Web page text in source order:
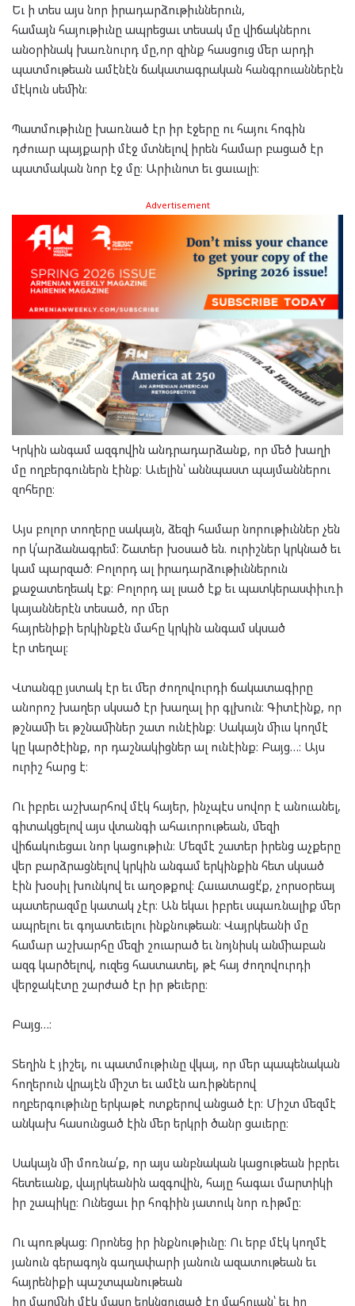
Եւ ի տես այս նոր իրադարձութիւններուն,
համայն հայութիւնը ապրեցաւ տեսակ մը վիճակներու
անօրինակ խառնուրդ մը,որ զինք հասցուց մեր արդի
պատմութեան ամէնէն ճակատագրական հանգրուաններէն
մէկուն սեմին։
Պատմութիւնը խառնած էր իր էջերը ու հայու հոգին
դժուար պայքարի մէջ մտնելով իրեն համար բացած էր
պատմական նոր էջ մը։ Արիւնոտ եւ ցաւալի։
Advertisement
Կրկին անգամ ազգովին անդրադարձանք, որ մեծ խաղի
մը ողբերգուներն էինք։ Աւելին՝ աննպաստ պայմաններու
զոհերը։
Այս բոլոր տողերը սակայն, ձեզի համար նորութիւններ չեն
որ կ՛արձանագրեմ։ Շատեր խօսած են. ուրիշներ կրկնած եւ
կամ պարզած։ Բոլորդ ալ իրադարձութիւններուն
քաջատեղեակ էք։ Բոլորդ ալ լսած էք եւ պատկերասփիւռի
կայաններէն տեսած, որ մեր
հայրենիքի երկինքէն մահը կրկին անգամ սկսած
էր տեղալ։
Վտանգը յստակ էր եւ մեր ժողովուրդի ճակատագիրը
անորոշ խաղեր սկսած էր խաղալ իր գլխուն։ Գիտէինք, որ
թշնամի եւ թշնամիներ շատ ունէինք։ Սակայն միւս կողմէ
կը կարծէինք, որ դաշնակիցներ ալ ունէինք։ Բայց…։ Այս
ուրիշ հարց է։
Ու իբրեւ աշխարհով մէկ հայեր, ինչպէս սովոր է անուանել,
գիտակցելով այս վտանգի ահաւորութեան, մեզի
վիճակուեցաւ նոր կացութիւն։ Մեզմէ շատեր իրենց աչքերը
վեր բարձրացնելով կրկին անգամ երկինքին հետ սկսած
էին խօսիլ խունկով եւ աղօթքով։ Հաւատացէ՛ք, չորսօրեայ
պատերազմը կատակ չէր։ Ան եկաւ իբրեւ սպառնալիք մեր
ապրելու եւ գոյատեւելու ինքնութեան։ Վայրկեանի մը
համար աշխարհը մեզի շուարած եւ նոյնիսկ անմիաբան
ազգ կարծելով, ուզեց հաստատել, թէ հայ ժողովուրդի
վերջակէտը շարժած էր իր թեւերը։
Բայց…։
Տեղին է յիշել, ու պատմութիւնը վկայ, որ մեր պապենական
հողերուն վրայէն միշտ եւ ամէն առիթներով
ողբերգութիւնը երկաթէ ոտքերով անցած էր։ Միշտ մեզմէ
անկախ հասունցած էին մեր երկրի ծանր ցաւերը։
Սակայն մի մոռնա՛ք, որ այս անբնական կացութեան իբրեւ
հետեւանք, վայրկեանին ազգովին, հայը հագաւ մարտիկի
իր շապիկը։ Ունեցաւ իր հոգիին յատուկ նոր ռիթմը։
Ու պոռթկաց։ Որոնեց իր ինքնութիւնը։ Ու երբ մէկ կողմէ
յանուն գերագոյն գաղափարի յանուն ազատութեան եւ
հայրենիքի պաշտպանութեան
իր մարմնի մէկ մասը երկնցուցած էր մահուան՝ եւ իր